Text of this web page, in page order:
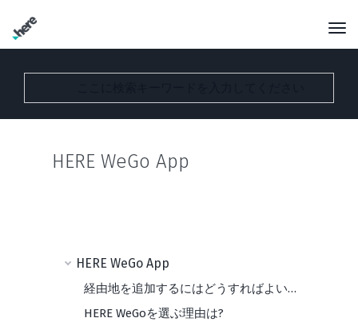
HERE WeGo App
HERE WeGo App
経由地を追加するにはどうすればよいですか?
HERE WeGoを選ぶ理由は?